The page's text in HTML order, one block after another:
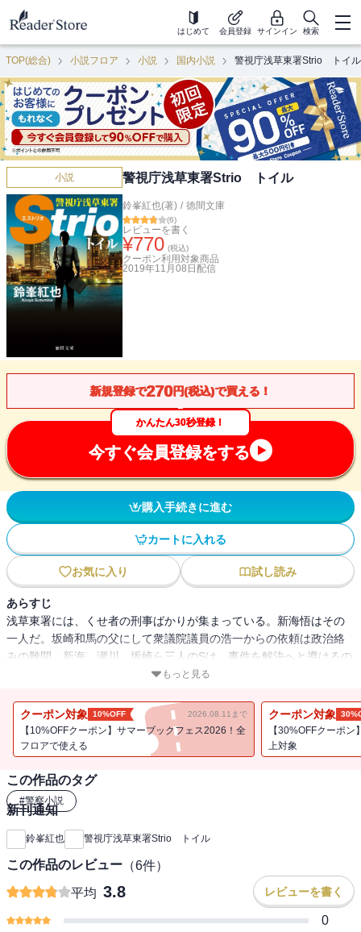
はじめて 会員登録 サインイン 検索
TOP(総合) 小説フロア 小説 国内小説 警視庁浅草東署Strio トイル
小説 警視庁浅草東署Strio トイル
鈴峯紅也(著) / 徳間文庫
(6)
レビューを書く
¥770 (税込)
クーポン利用対象商品
2019年11月08日 配信
新規登録で270円(税込)で買える！
かんたん30秒登録！
今すぐ会員登録をする
購入手続きに進む
カートに入れる
お気に入り 試し読み
あらすじ
浅草東署には、くせ者の刑事ばかりが集まっている。新海悟はその
一人だ。坂崎和馬の父にして衆議院議員の浩一からの依頼は政治絡
みの難問。新海、瀬川、坂崎ら三人のSは、事件を解決へと導けるの
もっと見る
クーポン対象 10%OFF 2026.08.11まで
【10%OFFクーポン】サマーブックフェス2026！全
フロアで使える
クーポン対象
【30%OFFクーポ
上対象
この作品のタグ
#警察小説
新刊通知
鈴峯紅也 警視庁浅草東署Strio トイル
この作品のレビュー （6件）
平均 3.8 レビューを書く
0